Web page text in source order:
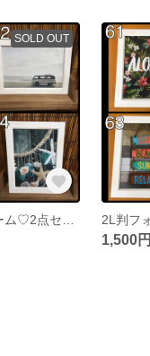
SOLD OUT
1,500円